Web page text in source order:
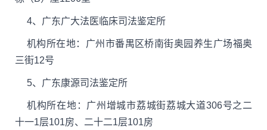
4、广东广大法医临床司法鉴定所
机构所在地：广州市番禺区桥南街奥园养生广场福奥
三街12号
5、广东康源司法鉴定所
机构所在地：广州增城市荔城街荔城大道306号之二
十一1层101房、二十二1层101房